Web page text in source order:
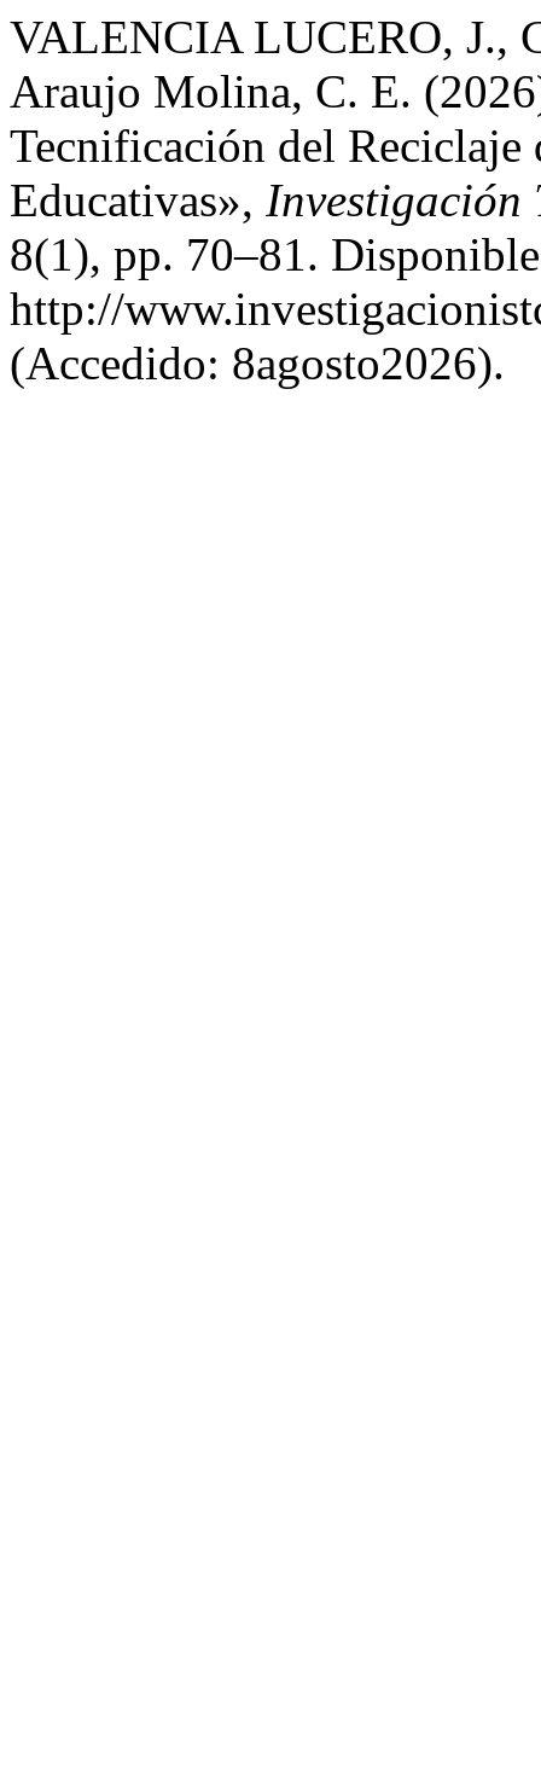
VALENCIA LUCERO, J.,
Araujo Molina, C. E.
Tecnificación del Reciclaje
Educativas», Investigación
8(1), pp. 70–81.
http://
(Accedido: 8agosto2026).